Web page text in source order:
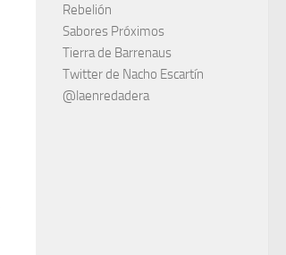
Rebelión
Sabores Próximos
Tierra de Barrenaus
Twitter de Nacho Escartín
@laenredadera